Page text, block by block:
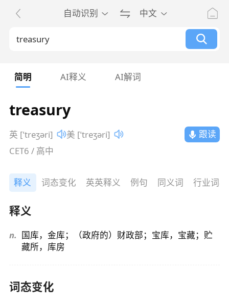
自动识别 中文
简明 AI释义 AI解词
treasury
英 [ˈtreʒəri] 美 [ˈtreʒəri]
跟读
CET6 / 高中
释义 词态变化 英英释义 例句 同义词 行业词典
释义
n. 国库，金库；（政府的）财政部；宝库，宝藏；贮
藏所，库房
词态变化